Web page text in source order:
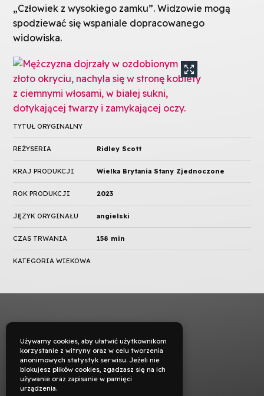
„Człowiek z wysokiego zamku”. Widzowie mogą
spodziewać się wspaniale dopracowanego
widowiska.
TYTUŁ ORYGINALNY
REŻYSERIA Ridley Scott
KRAJ PRODUKCJI Wielka Brytania Stany Zjednoczone
ROK PRODUKCJI 2023
JĘZYK ORYGINAŁU angielski
CZAS TRWANIA 158 min
KATEGORIA WIEKOWA
Używamy cookies, aby ułatwić użytkownikom
korzystanie z witryny oraz w celu tworzenia
anonimowych statystyk serwisu. Jeżeli nie
blokujesz plików cookies, zgadzasz się na ich
używanie oraz zapisanie w pamięci
urządzenia.